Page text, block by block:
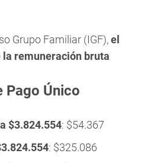
Grupo Familiar (IGF),el
la remuneración bruta
Pago Único
$3.824.554: $54.367
: $325.086